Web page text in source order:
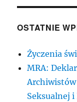
OSTATNIE
Życzenia
MRA:
Seksualnej i